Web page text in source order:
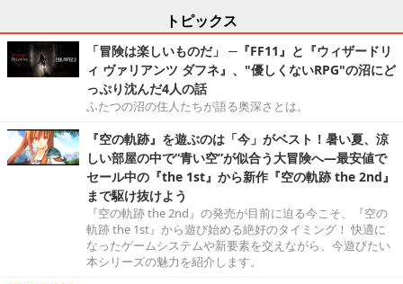
トピックス
「冒険は楽しいものだ」 ─『FF11』と『ウィザードリ
ィ ヴァリアンツ ダフネ』、"優しくないRPG"の沼にど
っぷり沈んだ4人の話
ふたつの沼の住人たちが語る奥深さとは。
『空の軌跡』を遊ぶのは「今」がベスト！暑い夏、涼
しい部屋の中で“青い空”が似合う大冒険へ―最安値で
セール中の『the 1st』から新作『空の軌跡 the 2nd』
まで駆け抜けよう
『空の軌跡 the 2nd』の発売が目前に迫る今こそ、『空の
軌跡 the 1st』から遊び始める絶好のタイミング！ 快適に
なったゲームシステムや新要素を交えながら、今遊びたい
本シリーズの魅力を紹介します。